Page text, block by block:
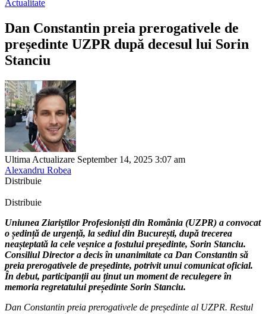
Actualitate
Dan Constantin preia prerogativele de
președinte UZPR după decesul lui Sorin
Stanciu
Ultima Actualizare September 14, 2025 3:07 am
Alexandru Robea
Distribuie
Distribuie
Uniunea Ziariștilor Profesioniști din România (UZPR) a convocat
o ședință de urgență, la sediul din București, după trecerea
neașteptată la cele veșnice a fostului președinte, Sorin Stanciu.
Consiliul Director a decis în unanimitate ca Dan Constantin să
preia prerogativele de președinte, potrivit unui comunicat oficial.
În debut, participanții au ținut un moment de reculegere în
memoria regretatului președinte Sorin Stanciu.
Dan Constantin preia prerogativele de președinte al UZPR. Restul